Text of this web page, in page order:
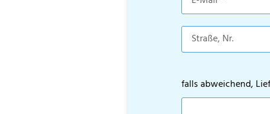
falls abweichend,